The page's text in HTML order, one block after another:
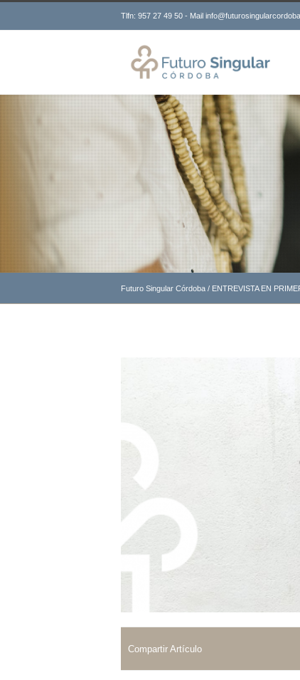
Tlfn: 957 27 49 50 - Mail
Futuro Singular Córdoba / ENTREVISTA EN
Compartir Artículo